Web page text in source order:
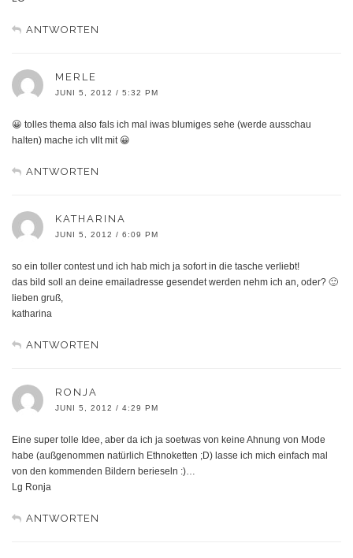
ANTWORTEN
MERLE
JUNI 5, 2012 / 5:32 PM
😀 tolles thema also fals ich mal iwas blumiges sehe (werde ausschau
halten) mache ich vllt mit 😀
ANTWORTEN
KATHARINA
JUNI 5, 2012 / 6:09 PM
so ein toller contest und ich hab mich ja sofort in die tasche verliebt!
das bild soll an deine emailadresse gesendet werden nehm ich an, oder? 🙂
lieben gruß,
katharina
ANTWORTEN
RONJA
JUNI 5, 2012 / 4:29 PM
Eine super tolle Idee, aber da ich ja soetwas von keine Ahnung von Mode
habe (außgenommen natürlich Ethnoketten ;D) lasse ich mich einfach mal
von den kommenden Bildern berieseln :)…
Lg Ronja
ANTWORTEN